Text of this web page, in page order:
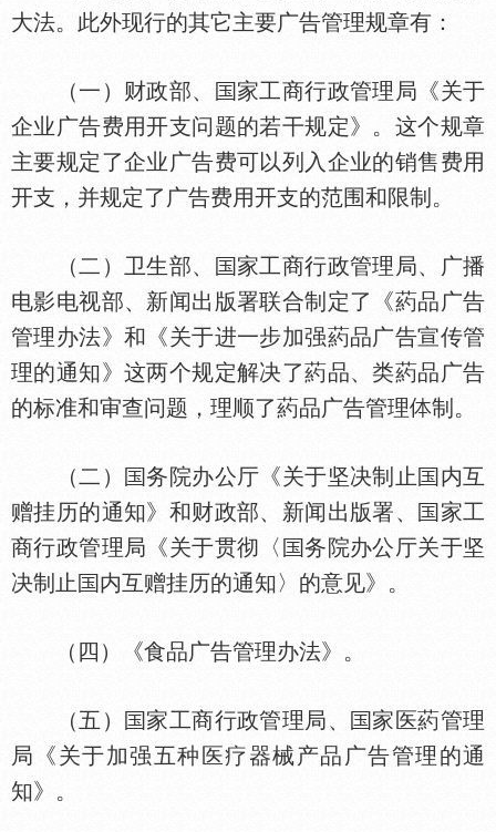
大法。此外现行的其它主要广告管理规章有：
（一）财政部、
家工商行政管理局《关于
企业广告费用开支问题的若干规定》。这个规章
主要规定了企业广告费可以列入企业的销售费用
开支，并规定了广告费用开支的范围和限制。
（二）卫生部、
家工商行政管理局、广播
电影电视部、新闻出版署联合制定了《葯品广告
管理办法》和《关于进一步加强葯品广告宣传管
理的通知》这两个规定解决了葯品、类葯品广告
的标准和审查问题，理顺了葯品广告管理
制。
（二） 务院办公厅《关于坚决制止
内互
赠挂历的通知》和财政部、新闻出版署、
家工
商行政管理局《关于贯彻〈
务院办公厅关于坚
决制止
内互赠挂历的通知〉的意见》。
（四）《食品广告管理办法》。
（五） 家工商行政管理局、
家医葯管理
局《关于加强五种医疗器械产品广告管理的通
知》。